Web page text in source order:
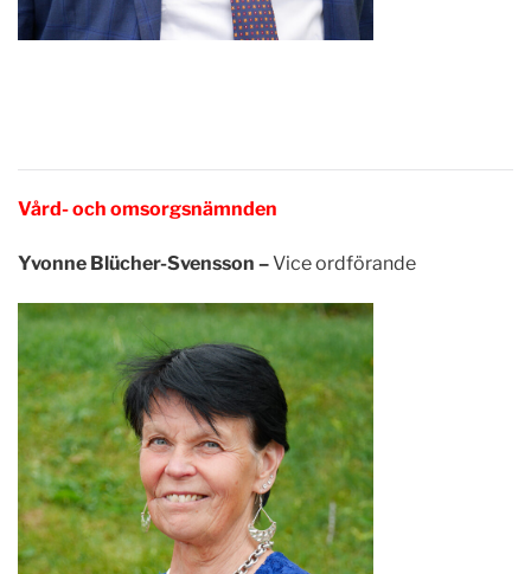
Vård- och omsorgsnämnden
Yvonne Blücher-Svensson –Vice ordförande